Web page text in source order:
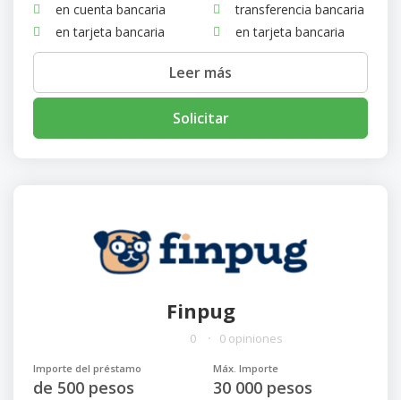
en cuenta bancaria
en tarjeta bancaria
transferencia bancaria
en tarjeta bancaria
Leer más
Solicitar
Finpug
0 0 opiniones
Importe del préstamo
de 500 pesos
Máx. Importe
30 000 pesos